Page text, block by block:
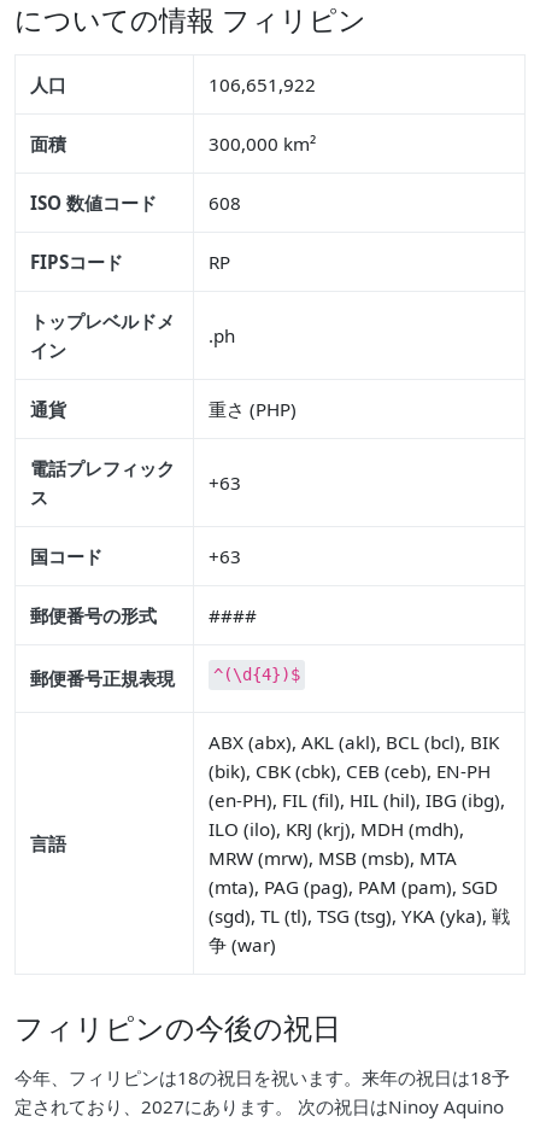
についての情報 フィリピン
人口 106,651,922
面積 300,000 km²
ISO 数値コード 608
FIPSコード RP
トップレベルドメ
イン
.ph
通貨 重さ (PHP)
電話プレフィック
ス
+63
国コード +63
郵便番号の形式 ####
郵便番号正規表現 ^(\d{4})$
言語
ABX (abx), AKL (akl), BCL (bcl), BIK
(bik), CBK (cbk), CEB (ceb), EN-PH
(en-PH), FIL (fil), HIL (hil), IBG (ibg),
ILO (ilo), KRJ (krj), MDH (mdh),
MRW (mrw), MSB (msb), MTA
(mta), PAG (pag), PAM (pam), SGD
(sgd), TL (tl), TSG (tsg), YKA (yka), 戦
争 (war)
フィリピンの今後の祝日
今年、フィリピンは18の祝日を祝います。来年の祝日は18予
定されており、2027にあります。 次の祝日はNinoy Aquino